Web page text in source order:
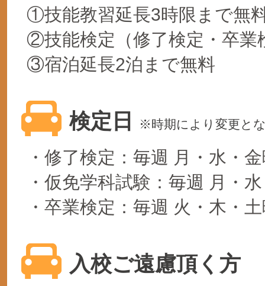
①技能教習延長3時限まで無
②技能検定（修了検定・卒業
③宿泊延長2泊まで無料
検定日 ※時期により変更と
・修了検定：毎週 月・水・
・仮免学科試験：毎週 月・
・卒業検定：毎週 火・木・
入校ご遠慮頂く方